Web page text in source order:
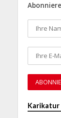
Karikatur